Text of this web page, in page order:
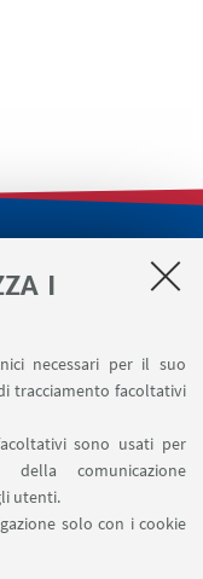
I
necessari per il suo
tracciamento facoltativi
sono usati per
della comunicazione
utenti.
solo con i cookie
SU: